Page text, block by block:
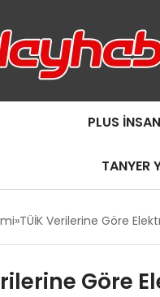
PLUS
TANYER
TÜİK Verilerine Göre
Göre